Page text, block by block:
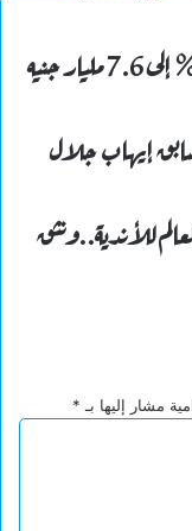
إيهاب جلال
للأندية..ونثق
مشار إليها بـ *